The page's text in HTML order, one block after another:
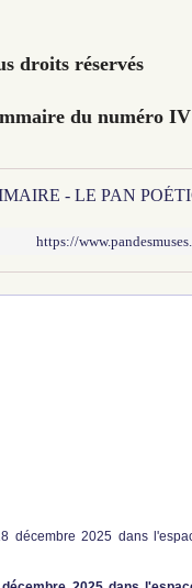
droits réservés
du numéro
- LE PAN
https://